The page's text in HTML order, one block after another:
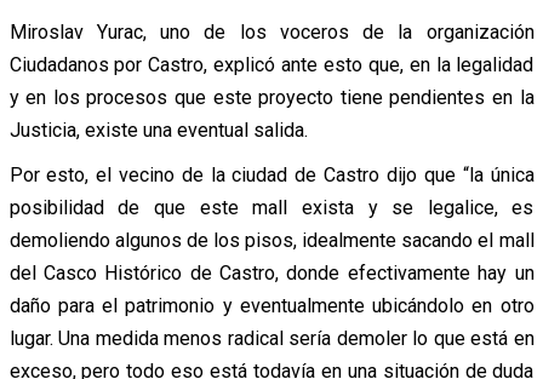
Miroslav Yurac, uno de los voceros de la organización
Ciudadanos por Castro, explicó ante esto que, en la legalidad
y en los procesos que este proyecto tiene pendientes en la
Justicia, existe una eventual salida.
Por esto, el vecino de la ciudad de Castro dijo que “la única
posibilidad de que este mall exista y se legalice, es
demoliendo algunos de los pisos, idealmente sacando el mall
del Casco Histórico de Castro, donde efectivamente hay un
daño para el patrimonio y eventualmente ubicándolo en otro
lugar. Una medida menos radical sería demoler lo que está en
exceso, pero todo eso está todavía en una situación de duda